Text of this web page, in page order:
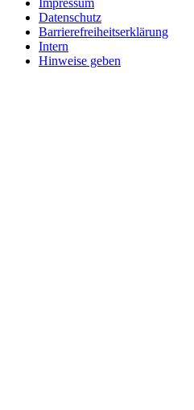
Impressum
Datenschutz
Barrierefreiheitserklärung
Intern
Hinweise geben